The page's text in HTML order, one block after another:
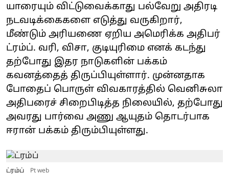
யாரையும் விட்டுவைக்காது பல்வேறு அதிரடி
நடவடிக்கைகளை எடுத்து வருகிறார்,
மீண்டும் அரியணை ஏறிய அமெரிக்க அதிபர்
ட்ரம்ப். வரி, விசா, குடியுரிமை எனக் கடந்து
தற்போது இதர நாடுகளின் பக்கம்
கவனத்தைத் திருப்பியுள்ளார். முன்னதாக
போதைப் பொருள் விவகாரத்தில் வெனிசுலா
அதிபரைச் சிறைபிடித்த நிலையில், தற்போது
அவரது பார்வை அணு ஆயுதம் தொடர்பாக
ஈரான் பக்கம் திரும்பியுள்ளது.
ட்ரம்ப் Pt web